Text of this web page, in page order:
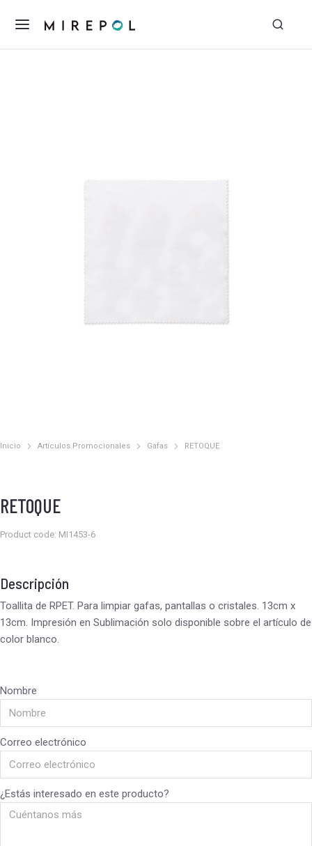
Estás aquí:
Inicio Artículos Promocionales Gafas RETOQUE
RETOQUE
Product code: MI1453-6
Descripción
Toallita de RPET. Para limpiar gafas, pantallas o cristales. 13cm x
13cm. Impresión en Sublimación solo disponible sobre el artículo de
color blanco.
Nombre
Correo electrónico
¿Estás interesado en este producto?